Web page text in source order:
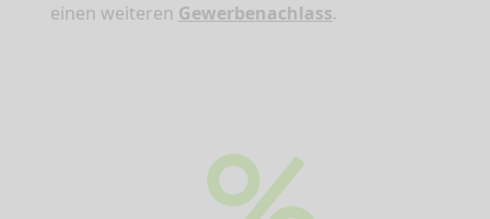
einen weiteren Gewerbenachlass.